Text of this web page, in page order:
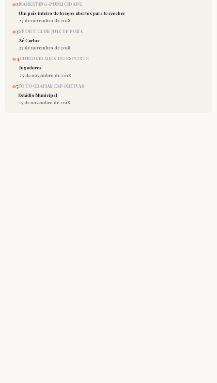
02MARKETING-PUBLICIDADE
Um país inteiro de braços abertos para te receber
25 de novembro de 2018
03SPORT CLUB JUIZ DE FORA
Zé Carlos
25 de novembro de 2018
04CURIOSIDADES DO ESPORTE
Jogadores
25 de novembro de 2018
05FOTOGRAFIAS ESPORTIVAS
Estádio Municipal
25 de novembro de 2018